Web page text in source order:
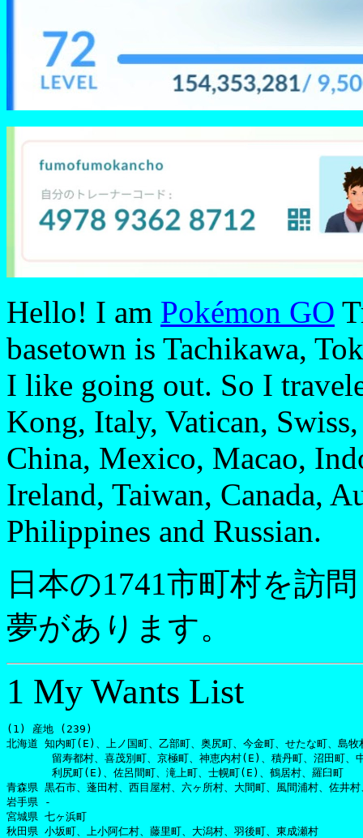
Hello! I am Pokémon GO
basetown is Tachikawa,
I like going out. So I
Kong, Italy, Vatican,
China, Mexico, Macao,
Ireland, Taiwan, Canada,
Philippines and Russian.
日本の1741市町村を訪
夢があります。
1 My Wants List
(1) 産地 (239)
北海道 知内町(E)、上ノ国町、乙部町、奥尻町、今金町、せたな町、島牧
留寿都村、喜茂別町、京極町、神恵内村(E)、積丹町、沼田町、
       利尻町(E)、佐呂間町、滝上町、士幌町(E)、鶴居村、羅臼町
青森県 黒石市、蓬田村、西目屋村、六ヶ所村、大間町、風間浦村、佐井
岩手県 -
宮城県 七ヶ浜町
秋田県 小坂町、上小阿仁村、藤里町、大潟村、羽後町、東成瀬村